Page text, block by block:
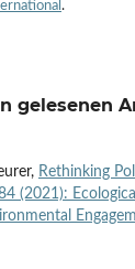
.
gelesenen
Rethinking
(2021):